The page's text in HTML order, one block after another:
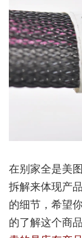
在别家全是美
拆解来体现产
的细节，希望
的了解这个商